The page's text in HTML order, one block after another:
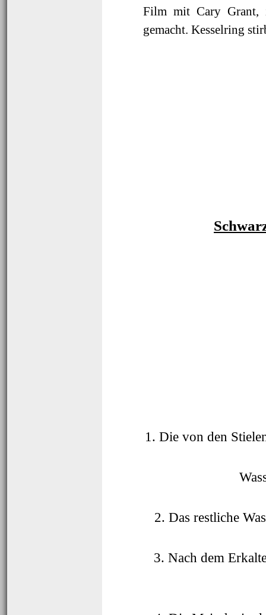
Film mit Cary Grant,
gemacht. Kesselring
1. Die von den
2. Das restliche
3. Nach dem